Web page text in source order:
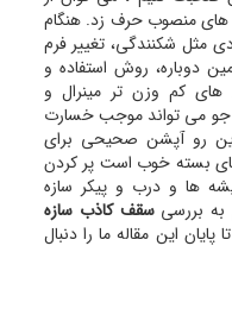
های منصوب حرف زد. هنگام
مثل شکنندگی، تغییر فرم
دوباره، روش استفاده و
کم وزن تر مینرال و
جو می تواند موجب خسارت
رو آپشن صحیحی برای
بسته خوب است پر کردن
ها و درب و پیکر سازه
به بررسیسقف کاذب سازه
این مقاله ما را دنبال